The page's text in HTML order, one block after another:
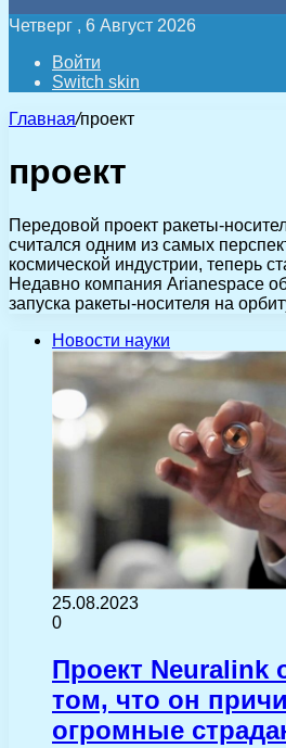
Четверг , 6 Август 2026
Войти
Switch skin
Главная/проект
проект
Передовой проект ракеты-
считался одним из самых
космической индустрии, теперь
Недавно компания Arianespace
запуска ракеты-носителя на
Новости науки
25.08.2023
0
Проект Neuralink
том, что он
огромные